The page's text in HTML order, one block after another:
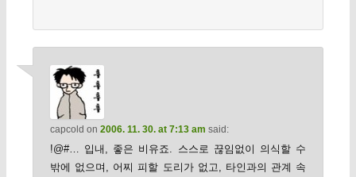
capcold on 2006. 11. 30. at 7:13 am said:
!@#… 입내, 좋은 비유죠. 스스로 끊임없이 의식할 수
밖에 없으며, 어찌 피할 도리가 없고, 타인과의 관계 속